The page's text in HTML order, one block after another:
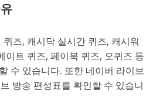
즈, 캐시닥 실시간 퀴즈, 캐시워
이트 퀴즈, 페이북 퀴즈, 오퀴즈 등
수 있습니다. 또한 네이버 라이브
방송 편성표를 확인할 수 있습니